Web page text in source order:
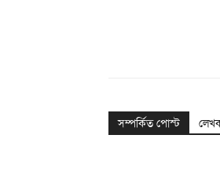
সম্পর্কিত পোস্ট